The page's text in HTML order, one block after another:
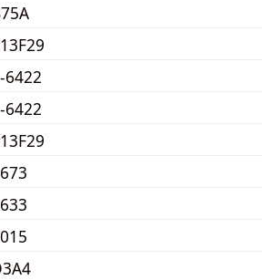
6422
6422